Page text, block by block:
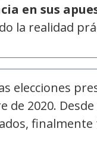
en sus
la realidad
elecciones
de 2020.
finalmente